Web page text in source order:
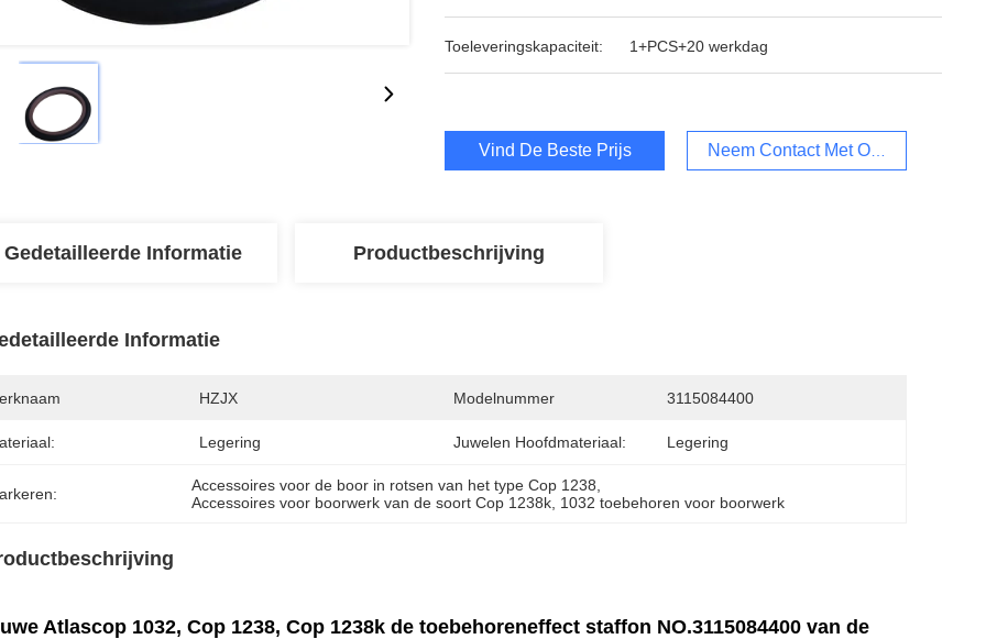
Toeleveringskapaciteit: 1+PCS+20 werkdag
Vind De Beste Prijs Neem Contact Met Ons Op
Gedetailleerde Informatie Productbeschrijving
Informatie
HZJX Modelnummer 3115084400
Legering Juwelen Hoofdmateriaal: Legering
Accessoires voor de boor in rotsen van het type Cop 1238
Accessoires voor boorwerk van de soort Cop 1238k 1032 toebehoren voor boorwerk
Atlascop 1032, Cop 1238, Cop 1238k de toebehoreneffect staffon NO.3115084400 van de